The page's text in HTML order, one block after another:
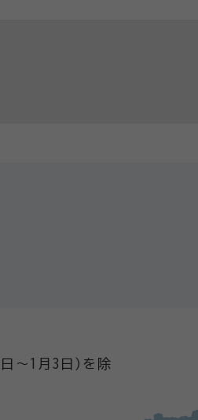
～1月3日)を除